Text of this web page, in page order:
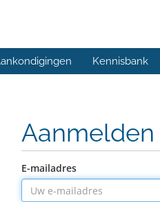
Kennisbank
Aanmelden
E-mailadres